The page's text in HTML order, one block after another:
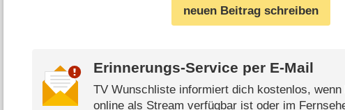
neuen Beitrag schreiben
Erinnerungs-Service per E-Mail
TV Wunschliste informiert dich kostenlos, wenn
online als Stream verfügbar ist oder im